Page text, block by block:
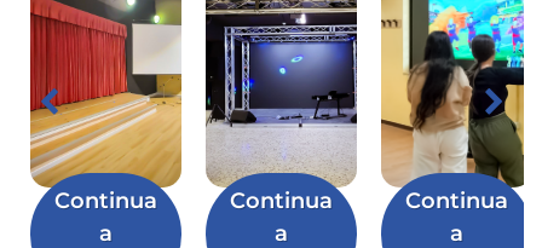
Continua
a
Continua
a
Continua
a